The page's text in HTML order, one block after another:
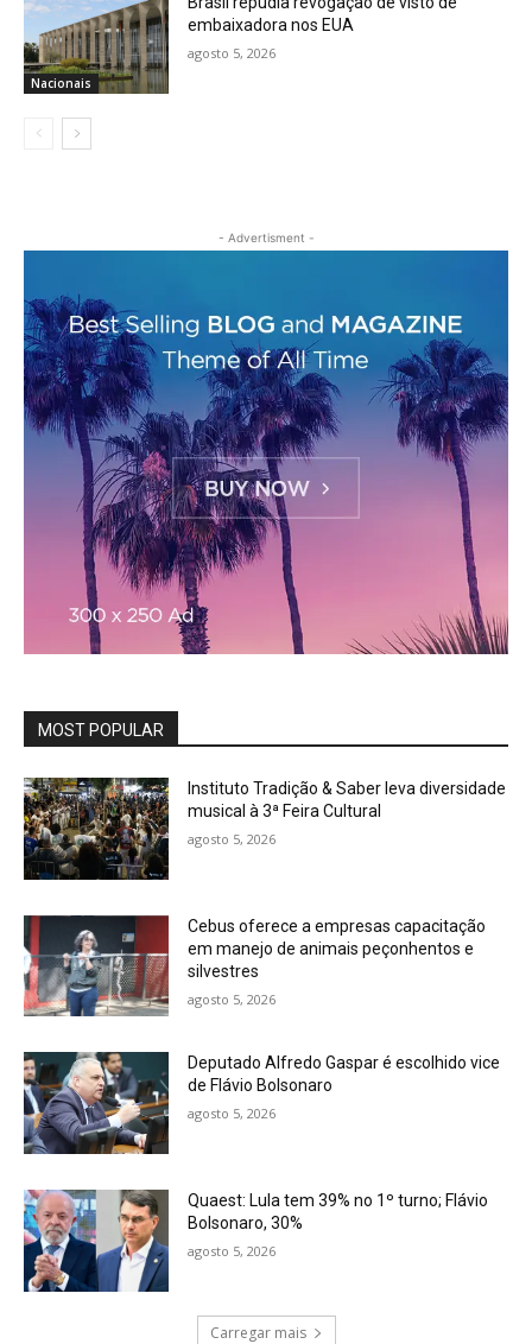
Nacionais
embaixadora nos EUA
agosto 5, 2026
- Advertisment -
MOST POPULAR
Instituto Tradição & Saber leva diversidade
musical à 3ª Feira Cultural
agosto 5, 2026
Cebus oferece a empresas capacitação
em manejo de animais peçonhentos e
silvestres
agosto 5, 2026
Deputado Alfredo Gaspar é escolhido vice
de Flávio Bolsonaro
agosto 5, 2026
Quaest: Lula tem 39% no 1º turno; Flávio
Bolsonaro, 30%
agosto 5, 2026
Carregar mais